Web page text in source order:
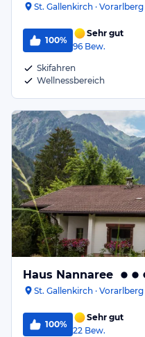
St. Gallenkirch · Vorarlberg
100%
Sehr gut
96 Bew.
Skifahren
Wellnessbereich
Haus Nannaree
St. Gallenkirch · Vorarlberg
100%
Sehr gut
22 Bew.